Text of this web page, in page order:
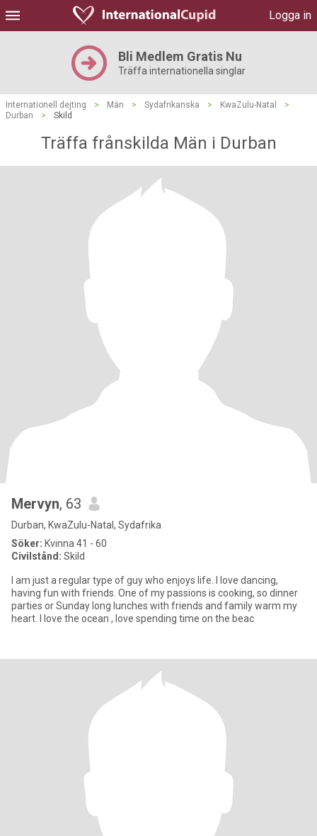
Logga in
Bli Medlem Gratis Nu
Träffa internationella singlar
Internationell dejting > Män > Sydafrikanska > KwaZulu-Natal
>
Durban
> Skild
Träffa frånskilda Män i Durban
Mervyn, 63
Durban, KwaZulu-Natal, Sydafrika
Söker: Kvinna 41 - 60
Civilstånd: Skild
I am just a regular type of guy who enjoys life. I love dancing,
having fun with friends. One of my passions is cooking, so dinner
parties or Sunday long lunches with friends and family warm my
heart. I love the ocean , love spending time on the beac